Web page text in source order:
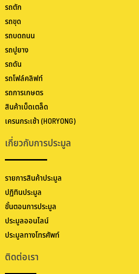
รถตัก
รถขุด
รถบดถนน
รถปูยาง
รถดัน
รถโฟล์คลิฟท์
รถการเกษตร
สินค้าเบ็ดเตล็ด
เครนกระเช้า (HORYONG)
เกี่ยวกับการประมูล
รายการสินค้าประมูล
ปฏิทินประมูล
ขั้นตอนการประมูล
ประมูลออนไลน์
ประมูลทางโทรศัพท์
ติดต่อเรา